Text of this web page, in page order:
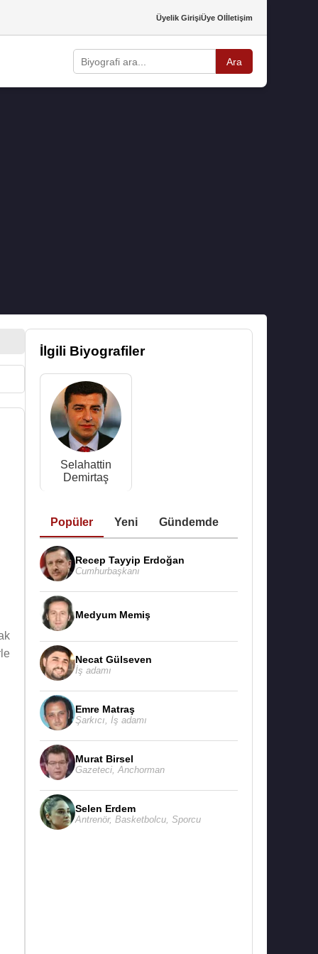
Üyelik GirişiÜye Olİletişim
Ara
İlgili Biyografiler
Selahattin
Demirtaş
Popüler Yeni Gündemde
Recep Tayyip Erdoğan
Cumhurbaşkanı
Medyum Memiş
Necat Gülseven
İş adamı
Emre Matraş
Şarkıcı İş adamı
Murat Birsel
Gazeteci Anchorman
Selen Erdem
Antrenör, Basketbolcu Sporcu